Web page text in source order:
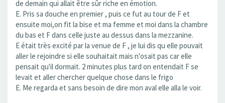
de demain qui allait être sûr riche en émotion.
E. Pris sa douche en premier , puis ce fut au tour de F et
ensuite moi,on fit la bise et ma femme et moi dans la chambre
du bas et F dans celle juste au dessus dans la mezzanine.
E était très excité par la venue de F , je lui dis qu elle pouvait
aller le rejoindre si elle souhaitait mais n'osait pas car elle
pensait qu'il dormait. 2 minutes plus tard on entendait F se
levait et aller chercher quelque chose dans le frigo
E. Me regarda et sans besoin de dire mon aval elle alla le voir.